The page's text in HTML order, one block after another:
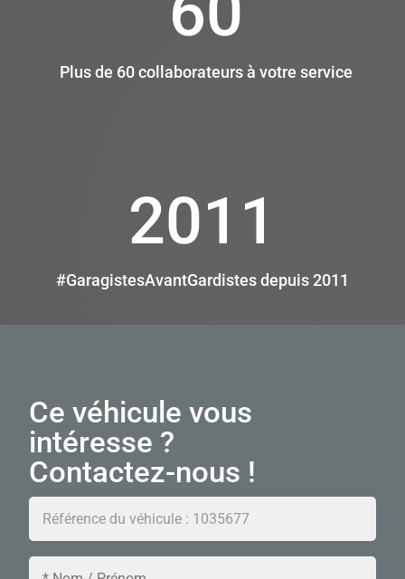
Plus de 60 collaborateurs à votre service
2011
#GaragistesAvantGardistes depuis 2011
Ce véhicule vous
intéresse ?
Contactez-nous !